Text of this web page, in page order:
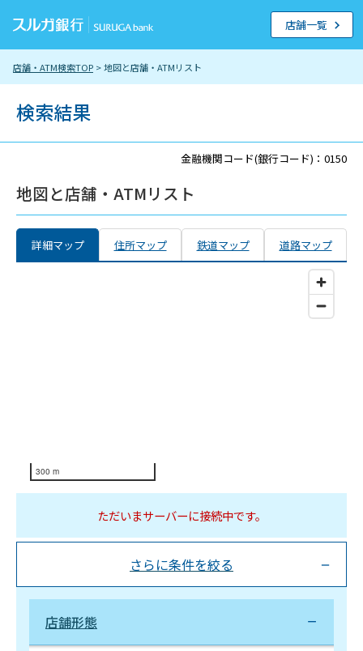
店舗・ATM検索TOP > 地図と店舗・ATMリスト
店舗一覧
検索結果
金融機関コード(銀行コード)：0150
地図と店舗・ATMリスト
詳細マップ 住所マップ 鉄道マップ 道路マップ
300 m
ただいまサーバーに接続中です。
さらに条件を絞る
店舗形態